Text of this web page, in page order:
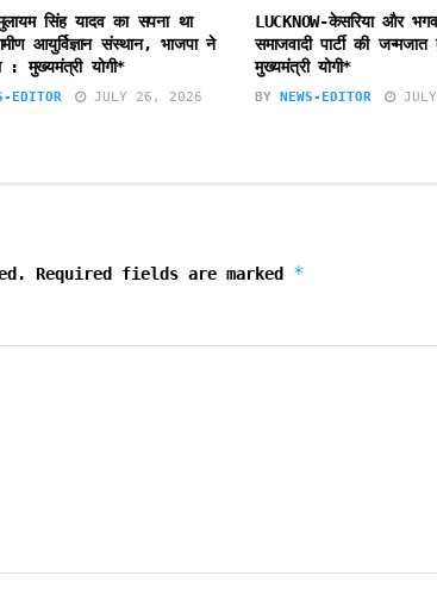
सिंह यादव का सपना था
आयुर्विज्ञान संस्थान, भाजपा ने
: मुख्यमंत्री योगी*
EDITOR JULY 26, 2026
LUCKNOW-केसरिया और
समाजवादी पार्टी की जन्मजात
मुख्यमंत्री योगी*
BY NEWS-EDITOR
Required fields are marked *